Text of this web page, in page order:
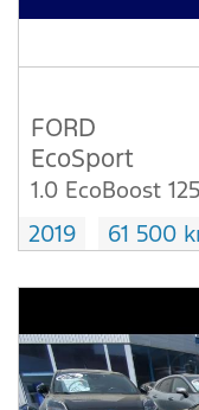
FORD
EcoSport
1.0 EcoBoost
2019
61 500